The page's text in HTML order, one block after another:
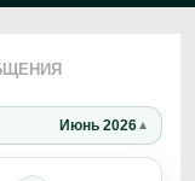
Июнь 2026